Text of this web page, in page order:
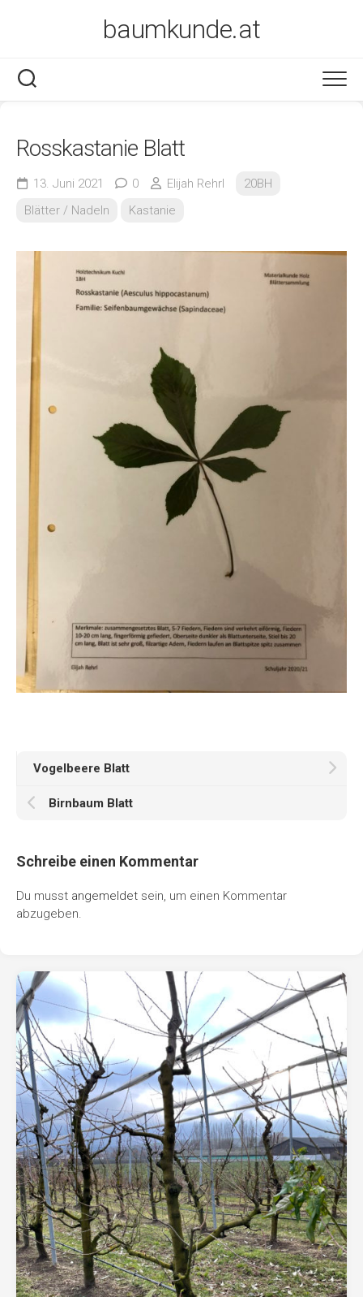
baumkunde.at
Rosskastanie Blatt
13. Juni 2021 0 Elijah Rehrl
20BH
Blätter / Nadeln
Kastanie
Vogelbeere Blatt
Birnbaum Blatt
Schreibe einen Kommentar
Du musst angemeldet sein, um einen Kommentar
abzugeben.